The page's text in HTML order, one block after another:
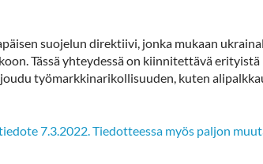
suojelun direktiivi, jonka mukaan
Tässä yhteydessä on kiinnitettävä
työmarkkinarikollisuuden, kuten
7.3.2022. Tiedotteessa myös paljon